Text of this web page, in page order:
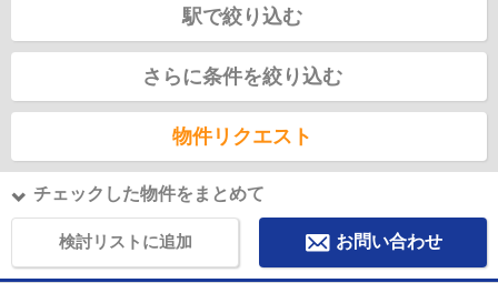
駅で絞り込む
さらに条件を絞り込む
物件リクエスト
チェックした物件をまとめて
検討リストに追加 お問い合わせ